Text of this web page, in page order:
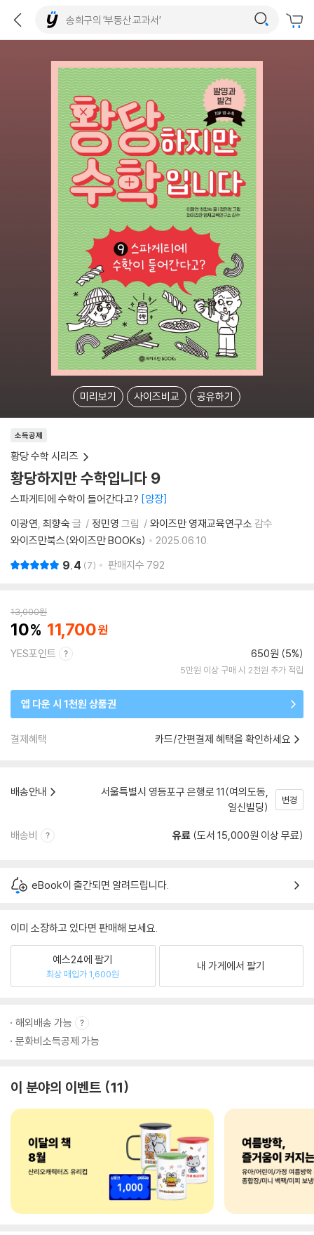
미리보기 사이즈비교 공유하기
소득공제
황당 수학 시리즈
황당하지만 수학입니다 9
스파게티에 수학이 들어간다고? 양장
이광연 최향숙 글 정민영 그림 와이즈만 영재교육연구소 감수
와이즈만북스(와이즈만 BOOKs)
2025.06.10.
9.4 7 판매지수 792
13,000원
10 11,700
YES포인트 650원 (5%)
5만원 이상 구매 시 2천원 추가 적립
앱 다운 시 1천원 상품권
결제혜택 카드/간편결제 혜택을 확인하세요
배송안내
서울특별시 영등포구 은행로 11(여의도동,
일신빌딩)
변경
배송비 유료 (도서 15,000원 이상 무료)
eBook이 출간되면 알려드립니다.
이미 소장하고 있다면 판매해 보세요.
예스24에 팔기
최상 매입가 1,600원
내 가게에서 팔기
해외배송 가능
문화비소득공제 가능
이 분야의 이벤트 11